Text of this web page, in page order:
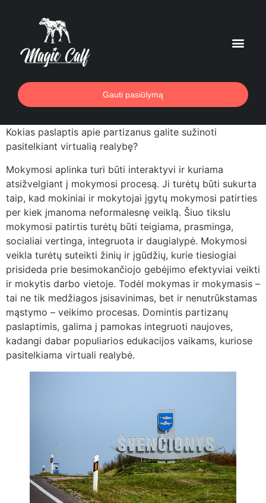
Gauti pasiūlymą
Kokias paslaptis apie partizanus galite sužinoti
pasitelkiant virtualią realybę?
Mokymosi aplinka turi būti interaktyvi ir kuriama
atsižvelgiant į mokymosi procesą. Ji turėtų būti sukurta
taip, kad mokiniai ir mokytojai įgytų mokymosi patirties
per kiek įmanoma neformalesnę veiklą. Šiuo tikslu
mokymosi patirtis turėtų būti teigiama, prasminga,
socialiai vertinga, integruota ir daugialypė. Mokymosi
veikla turėtų suteikti žinių ir įgūdžių, kurie tiesiogiai
prisideda prie besimokančiojo gebėjimo efektyviai veikti
ir mokytis darbo vietoje. Todėl mokymas ir mokymasis –
tai ne tik medžiagos įsisavinimas, bet ir nenutrūkstamas
mąstymo – veikimo procesas. Domintis partizanų
paslaptimis, galima į pamokas integruoti naujoves,
kadangi dabar populiarios edukacijos vaikams, kuriose
pasitelkiama virtuali realybė.